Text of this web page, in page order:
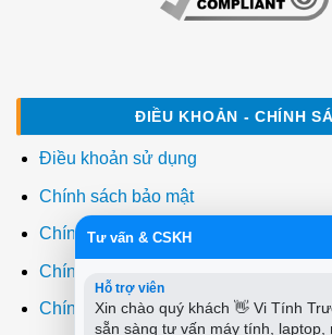
ĐIỀU KHOẢN - CHÍNH
Điều khoản sử dụng
Chính sách bảo mật
Chính sách thanh toán
Chính sách giao hàng
Chính sách đổi trả
Tư vấn & CSKH
Hỗ trợ viên
Xin chào quý khách 👋 Vi Tính
sẵn sàng tư vấn máy tính, laptop,